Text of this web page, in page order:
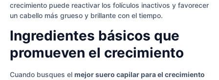
crecimiento puede reactivar los folículos inactivos y favorecer
un cabello más grueso y brillante con el tiempo.
Ingredientes básicos que
promueven el crecimiento
Cuando busques el mejor suero capilar para el crecimiento